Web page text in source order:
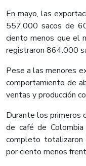
En mayo, las
557.000 sacos de
ciento menos que el
registraron 864.000
Pese a las menores
comportamiento de
ventas y producción
Durante los primeros
de café de
completo
por ciento menos